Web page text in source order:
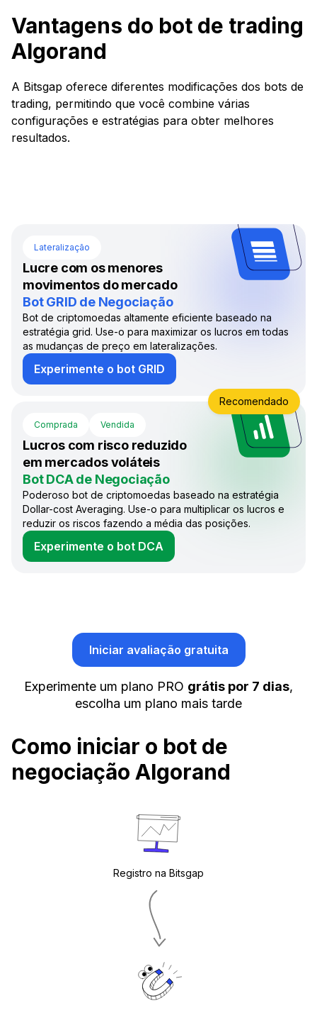
Vantagens do bot de trading
Algorand
A Bitsgap oferece diferentes modificações dos bots de
trading, permitindo que você combine várias
configurações e estratégias para obter melhores
resultados.
Lateralização
Lucre com os menores
movimentos do mercado
Bot GRID de Negociação
Bot de criptomoedas altamente eficiente baseado na
estratégia grid. Use-o para maximizar os lucros em todas
as mudanças de preço em lateralizações.
Experimente o bot GRID
Comprada Vendida
Lucros com risco reduzido
em mercados voláteis
Bot DCA de Negociação
Poderoso bot de criptomoedas baseado na estratégia
Dollar-cost Averaging. Use-o para multiplicar os lucros e
reduzir os riscos fazendo a média das posições.
Experimente o bot DCA
Recomendado
Iniciar avaliação gratuita
Experimente um plano PRO grátis por 7 dias,
escolha um plano mais tarde
Como iniciar o bot de
negociação Algorand
Registro na Bitsgap